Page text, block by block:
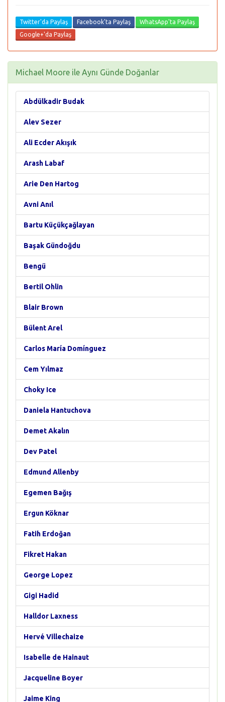
Twitter'da Paylaş Facebook'ta Paylaş
WhatsApp'ta Paylaş
Google+'da Paylaş
Michael Moore ile Aynı Günde Doğanlar
Abdülkadir Budak
Alev Sezer
Ali Ecder Akışık
Arash Labaf
Arie Den Hartog
Avni Anıl
Bartu Küçükçağlayan
Başak Gündoğdu
Bengü
Bertil Ohlin
Blair Brown
Bülent Arel
Carlos María Domínguez
Cem Yılmaz
Choky Ice
Daniela Hantuchova
Demet Akalın
Dev Patel
Edmund Allenby
Egemen Bağış
Ergun Köknar
Fatih Erdoğan
Fikret Hakan
George Lopez
Gigi Hadid
Halldor Laxness
Hervé Villechaize
Isabelle de Hainaut
Jacqueline Boyer
Jaime King